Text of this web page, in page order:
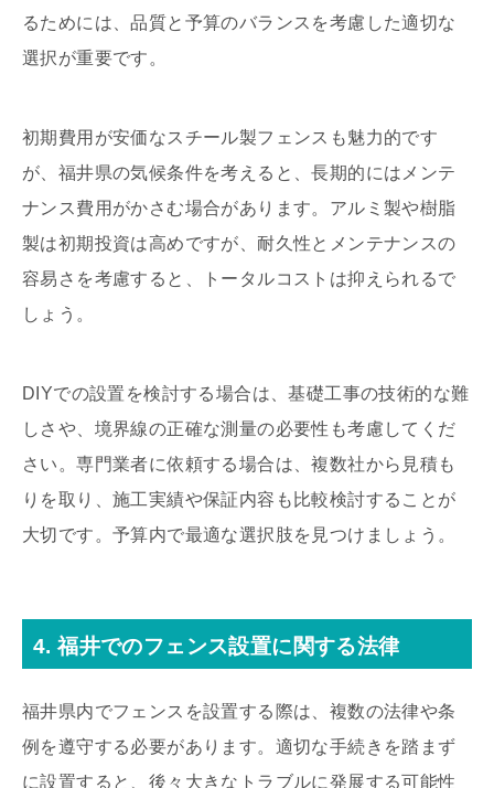
るためには、品質と予算のバランスを考慮した適切な
選択が重要です。
初期費用が安価なスチール製フェンスも魅力的です
が、福井県の気候条件を考えると、長期的にはメンテ
ナンス費用がかさむ場合があります。アルミ製や樹脂
製は初期投資は高めですが、耐久性とメンテナンスの
容易さを考慮すると、トータルコストは抑えられるで
しょう。
DIYでの設置を検討する場合は、基礎工事の技術的な難
しさや、境界線の正確な測量の必要性も考慮してくだ
さい。専門業者に依頼する場合は、複数社から見積も
りを取り、施工実績や保証内容も比較検討することが
大切です。予算内で最適な選択肢を見つけましょう。
4. 福井でのフェンス設置に関する法律
福井県内でフェンスを設置する際は、複数の法律や条
例を遵守する必要があります。適切な手続きを踏まず
に設置すると、後々大きなトラブルに発展する可能性